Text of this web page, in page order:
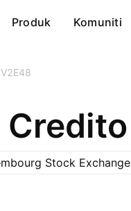
Produk Komuniti
Stock Exchange